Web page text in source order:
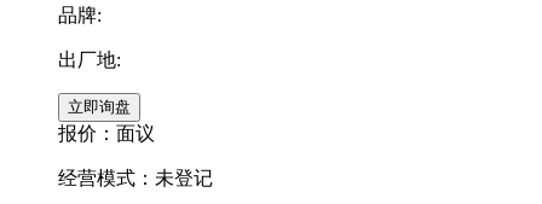
品牌:
出厂地:
报价： 面议
经营模式：未登记